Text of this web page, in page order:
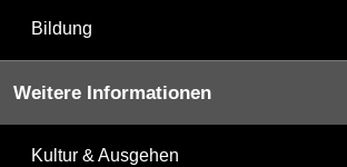
Bildung
Weitere Informationen
Kultur & Ausgehen